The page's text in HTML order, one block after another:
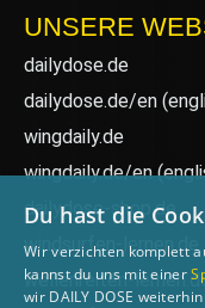
UNSERE
dailydose.de
dailydose.de/en
wingdaily.de
wingdaily.de/en
dailydose-shop.de
windsurfen-lernen.de
wellenreiten-
Du hast die
Wir verzichten komplett
kannst du uns mit einer
wir DAILY DOSE